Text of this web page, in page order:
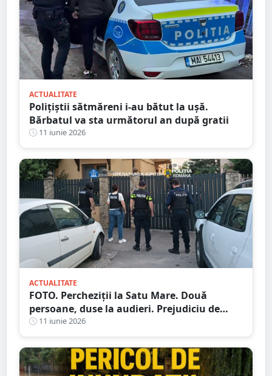
ACTUALITATE
Polițiștii sătmăreni i-au bătut la ușă.
Bărbatul va sta următorul an după gratii
11 iunie 2026
ACTUALITATE
FOTO. Percheziții la Satu Mare. Două
persoane, duse la audieri. Prejudiciu de
sute de mii de lei
11 iunie 2026